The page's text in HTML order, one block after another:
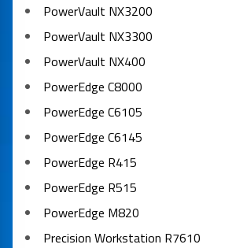
PowerVault NX3200
PowerVault NX3300
PowerVault NX400
PowerEdge C8000
PowerEdge C6105
PowerEdge C6145
PowerEdge R415
PowerEdge R515
PowerEdge M820
Precision Workstation R7610